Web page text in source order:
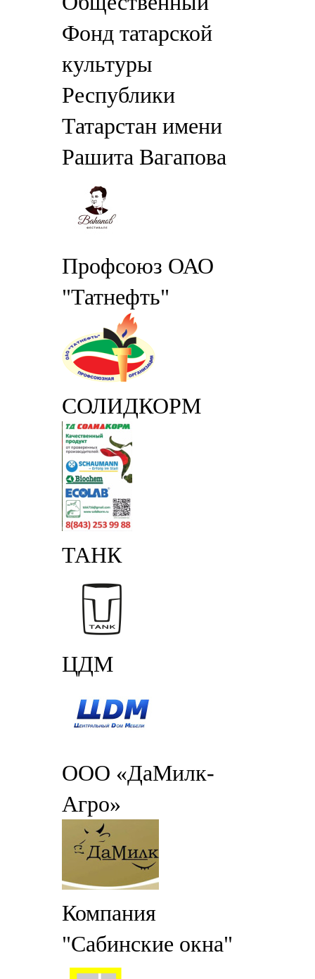
Фонд татарской
культуры
Республики
Татарстан имени
Рашита Вагапова
Профсоюз ОАО
"Татнефть"
СОЛИДКОРМ
ТАНК
ЦДМ
ООО «ДаМилк-
Агро»
Компания
"Сабинские окна"